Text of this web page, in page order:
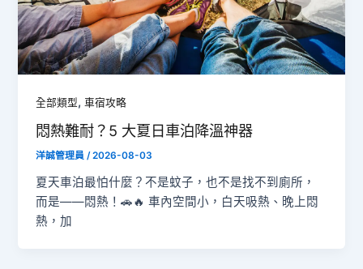
全部類型,車宿攻略
悶熱難耐？5 大夏日車泊降溫神器
洋誠管理員/2026-08-03
夏天車泊最怕什麼？不是蚊子，也不是找不到廁所，
而是——悶熱！🚗🔥 車內空間小，白天吸熱、晚上悶
熱，加